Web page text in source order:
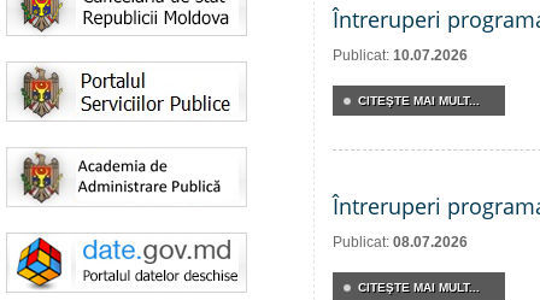
Întreruperi
Publicat: 10.07.2026
CITEŞTE MAI MULT...
Întreruperi
Publicat: 08.07.2026
CITEŞTE MAI MULT...